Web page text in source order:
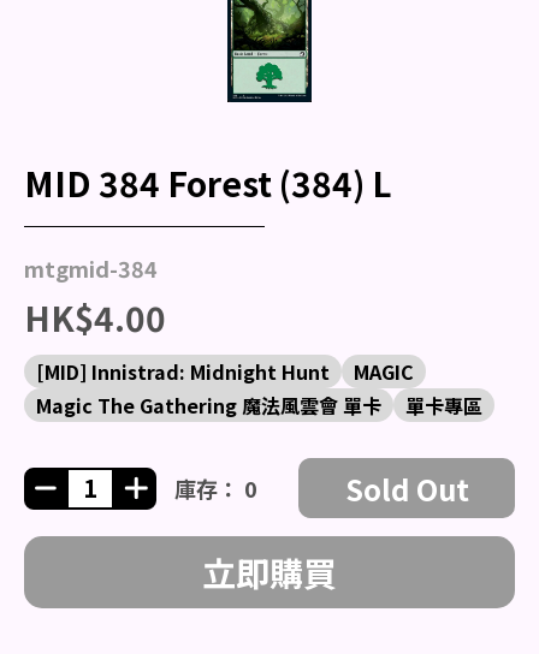
MID 384 Forest (384) L
mtgmid-384
HK$4.00
[MID] Innistrad: Midnight Hunt
MAGIC
Magic The Gathering 魔法風雲會 單卡
單卡專區
庫存： 0 Sold Out
立即購買